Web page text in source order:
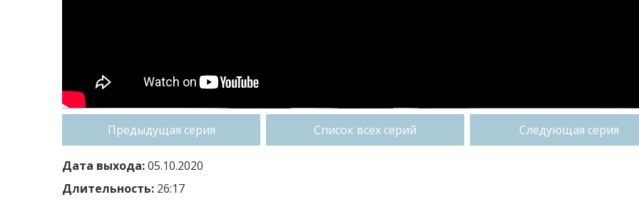
Предыдущая серия Список всех серий Следующая серия
Дата выхода:05.10.2020
Длительность: 26:17